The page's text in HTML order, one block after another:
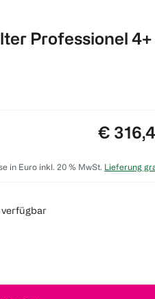
Professionel 4+
Preis:
€
in Euro inkl. 20 % MwSt. Lieferung
verfügbar